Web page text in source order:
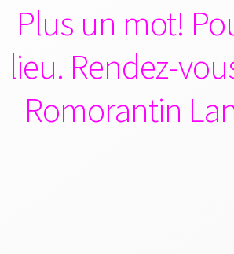
Plus un mot!
lieu. Rendez-
Romorantin